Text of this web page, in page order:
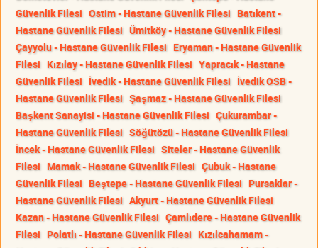
Güvenlik Filesi Ostim - Hastane Güvenlik Filesi Batıkent -
Hastane Güvenlik Filesi Ümitköy - Hastane Güvenlik Filesi
Çayyolu - Hastane Güvenlik Filesi Eryaman - Hastane Güvenlik
Filesi Kızılay - Hastane Güvenlik Filesi Yapracık - Hastane
Güvenlik Filesi İvedik - Hastane Güvenlik Filesi İvedik OSB -
Hastane Güvenlik Filesi Şaşmaz - Hastane Güvenlik Filesi
Başkent Sanayisi - Hastane Güvenlik Filesi Çukurambar -
Hastane Güvenlik Filesi Söğütözü - Hastane Güvenlik Filesi
İncek - Hastane Güvenlik Filesi Siteler - Hastane Güvenlik
Filesi Mamak - Hastane Güvenlik Filesi Çubuk - Hastane
Güvenlik Filesi Beştepe - Hastane Güvenlik Filesi Pursaklar -
Hastane Güvenlik Filesi Akyurt - Hastane Güvenlik Filesi
Kazan - Hastane Güvenlik Filesi Çamlıdere - Hastane Güvenlik
Filesi Polatlı - Hastane Güvenlik Filesi Kızılcahamam -